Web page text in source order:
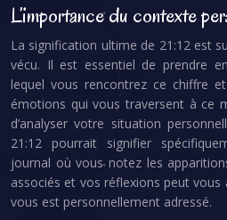
L’importance du contexte
La signification ultime de 21:12 est
vécu. Il est essentiel de prendre
lequel vous rencontrez ce chiffre
émotions qui vous traversent à ce
d’analyser votre situation
21:12 pourrait signifier
journal où vous notez les
associés et vos réflexions peut vous
vous est personnellement adressé.